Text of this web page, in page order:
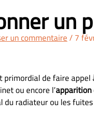
un
un commentaire/7
de faire
ou encore l’
radiateur ou les